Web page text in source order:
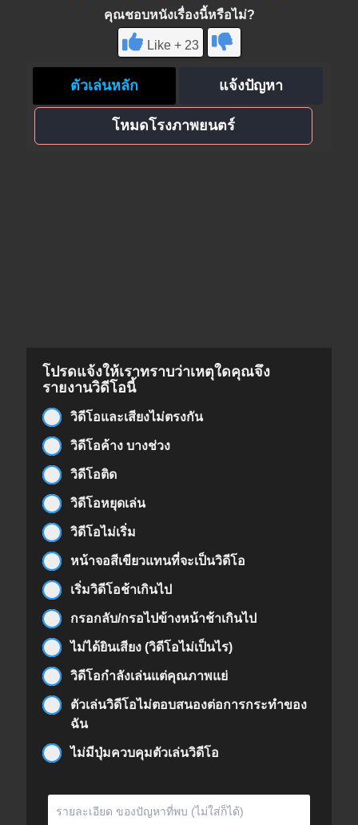
คุณชอบหนังเรื่องนี้หรือไม่?
Like + 23
ตัวเล่นหลัก แจ้งปัญหา
โหมดโรงภาพยนตร์
โปรดแจ้งให้เราทราบว่าเหตุใดคุณจึง
รายงานวิดีโอนี้
วิดีโอและเสียงไม่ตรงกัน
วิดีโอค้าง บางช่วง
วิดีโอติด
วิดีโอหยุดเล่น
วิดีโอไม่เริ่ม
หน้าจอสีเขียวแทนที่จะเป็นวิดีโอ
เริ่มวิดีโอช้าเกินไป
กรอกลับ/กรอไปข้างหน้าช้าเกินไป
ไม่ได้ยินเสียง (วิดีโอไม่เป็นไร)
วิดีโอกำลังเล่นแต่คุณภาพแย่
ตัวเล่นวิดีโอไม่ตอบสนองต่อการกระทำของ
ฉัน
ไม่มีปุ่มควบคุมตัวเล่นวิดีโอ